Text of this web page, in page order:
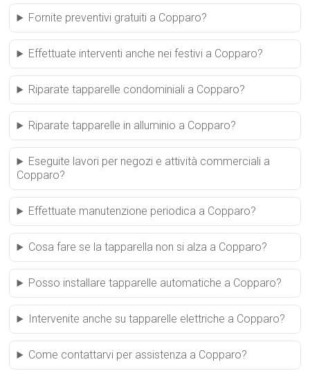
Fornite preventivi gratuiti a Copparo?
Effettuate interventi anche nei festivi a Copparo?
Riparate tapparelle condominiali a Copparo?
Riparate tapparelle in alluminio a Copparo?
Eseguite lavori per negozi e attività commerciali a
Copparo?
Effettuate manutenzione periodica a Copparo?
Cosa fare se la tapparella non si alza a Copparo?
Posso installare tapparelle automatiche a Copparo?
Intervenite anche su tapparelle elettriche a Copparo?
Come contattarvi per assistenza a Copparo?